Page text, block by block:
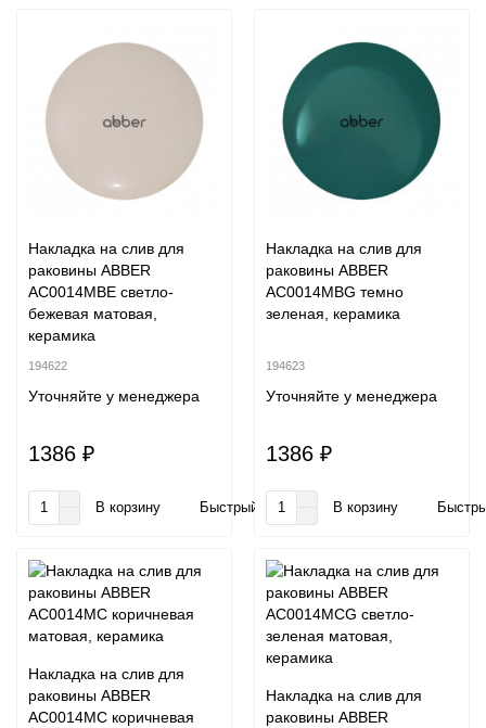
Накладка на слив для
раковины ABBER
AC0014MBE светло-
бежевая матовая,
керамика
194622
Уточняйте у менеджера
1386 ₽
В корзину Быстрый заказ
Накладка на слив для
раковины ABBER
AC0014MBG темно
зеленая, керамика
194623
Уточняйте у менеджера
1386 ₽
В корзину
Накладка на слив для
раковины ABBER
AC0014MC коричневая
Накладка на слив для
раковины ABBER